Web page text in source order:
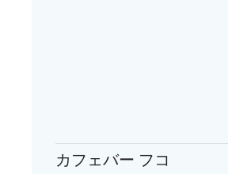
カフェバー フコ